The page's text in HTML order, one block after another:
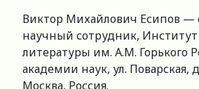
Виктор Михайлович Есипов —
научный сотрудник,
литературы им. А.М. Горького
академии наук, ул. Поварская,
Москва, Россия.